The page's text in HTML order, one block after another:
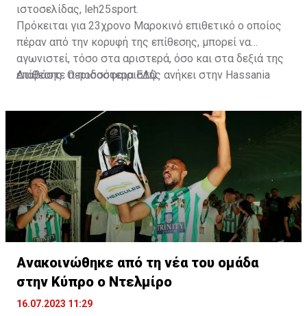
ιστοσελίδας, leh25sport.
Πρόκειται για 23χρονο Μαροκινό επιθετικό ο οποίος
πέραν από την κορυφή της επίθεσης, μπορεί να
αγωνιστεί, τόσο στα αριστερά, όσο και στα δεξιά της
επίθεσης. Ο ποδοσφαιριστής ανήκει στην Hassania
2026.
Διαβάστε περισσότεραΕΔΩ.
Ανακοινώθηκε από τη νέα του ομάδα
στην Κύπρο ο Ντελμίρο
16.07.2023 11:29